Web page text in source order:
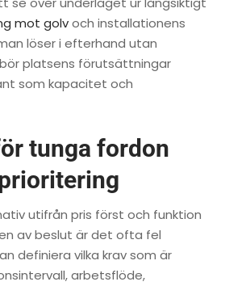
mot golvoch installationens
löser i efterhand utan
platsens förutsättningar
som kapacitet och
tunga fordon
utifrån pris först och funktion
av beslut är det ofta fel
definiera vilka krav som är
arbetsflöde,